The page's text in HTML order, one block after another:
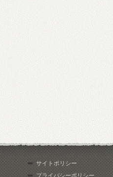
サイトポリシー
プライバシーポリシー